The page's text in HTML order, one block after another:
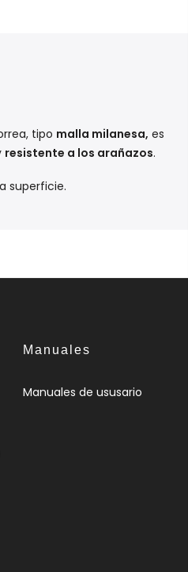
tipo malla milanesa, es
resistente a los arañazos.
superficie.
Manuales
Manuales de ususario